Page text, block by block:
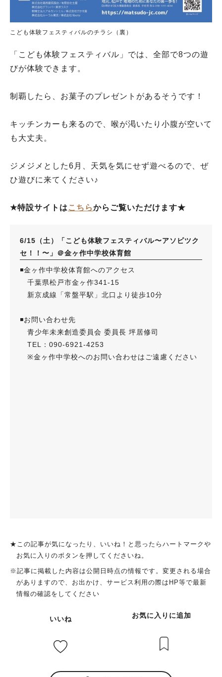
こども体験フェスティバルのチラシ（裏）
「こども体験フェスティバル」では、全部で8つの遊
びが体験できます。
制覇したら、お菓子のプレゼントがあるそうです！
キッチンカーも来るので、喉が渇いたり小腹が空いて
も大丈夫。
ジメジメとした6月、天気を気にせず遊べるので、ぜ
ひ遊びに来てください♪
★特設サイトは こちらからご覧いただけます★
6/15（土）「こども体験フェスティバル〜アソビツク
セ！！〜」＠金ヶ作中学校体育館
◾️金ヶ作中学校体育館へのアクセス
千葉県松戸市金ヶ作341-15
新京成線「常盤平駅」北口より徒歩10分
◾️お問い合わせ先
青少年未来創造委員会 委員長 坪居修司
TEL：090-6921-4253
※金ヶ作中学校へのお問い合わせはご遠慮ください
★この記事が気になったり、いいね！と思ったらハートマークや
お気に入りのボタンを押してくださいね。
※記事に掲載した内容は公開日時点の情報です。変更される場合
がありますので、お出かけ、サービス利用の際はHP等で最新
情報の確認をしてください
いいね お気に入りに追加